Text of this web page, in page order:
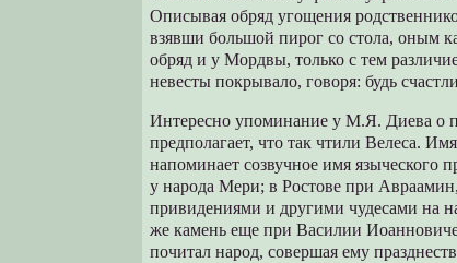
Описывая обряд угощения
взявши большой пирог со стола, оным
обряд и у Мордвы, только с тем
невесты покрывало, говоря: будь
Интересно упоминание у М.Я. Диева о
предполагает, что так чтили Велеса.
напоминает созвучное имя языческого
у народа Мери; в Ростове при
привидениями и другими чудесами на
же камень еще при Василии
почитал народ, совершая ему